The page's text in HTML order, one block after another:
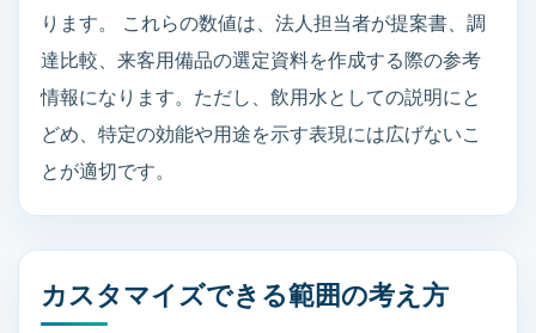
ります。 これらの数値は、法人担当者が提案書、調
達比較、来客用備品の選定資料を作成する際の参考
情報になります。ただし、飲用水としての説明にと
どめ、特定の効能や用途を示す表現には広げないこ
とが適切です。
カスタマイズできる範囲の考え方